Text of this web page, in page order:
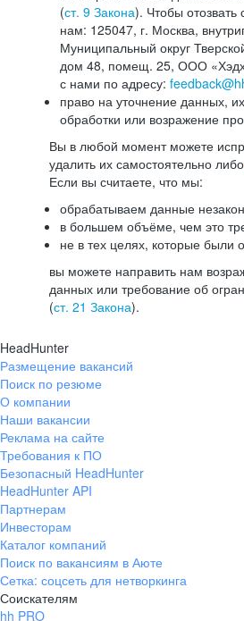
(ст. 9 Закона). Чтобы отозвать
нам: 125047, г. Москва,
Муниципальный округ
дом 48, помещ. 25, ООО
с нами по адресу:
право на уточнение данных,
обработки или возражение
Вы в любой момент можете
удалить их самостоятельно либо
Если вы считаете, что мы:
обрабатываем данные
в большем объёме, чем это
не в тех целях, которые были
вы можете направить нам
данных или требование об
(ст. 21 Закона).
HeadHunter
Размещение вакансий
Поиск по резюме
О компании
Наши вакансии
Реклама на сайте
Требования к ПО
Безопасный HeadHunter
HeadHunter API
Партнерам
Инвесторам
Каталог компаний
Поиск по вакансиям в Аюте
Сетка: соцсеть для нетворкинга
Соискателям
hh PRO